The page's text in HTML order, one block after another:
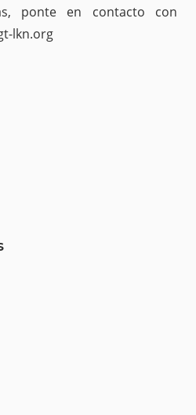
ponte en contacto con
lkn.org